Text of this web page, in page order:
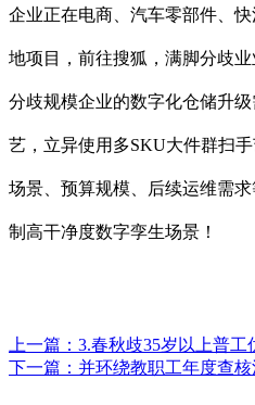
企业正在电商、汽车零部件、
地项目，前往搜狐，满脚分歧
分歧规模企业的数字化仓储升
艺，立异使用多SKU大件群扫
场景、预算规模、后续运维需
制高干净度数字孪生场景！
上一篇： 3.春秋歧35岁以上普工
下一篇： 并环绕教职工年度查